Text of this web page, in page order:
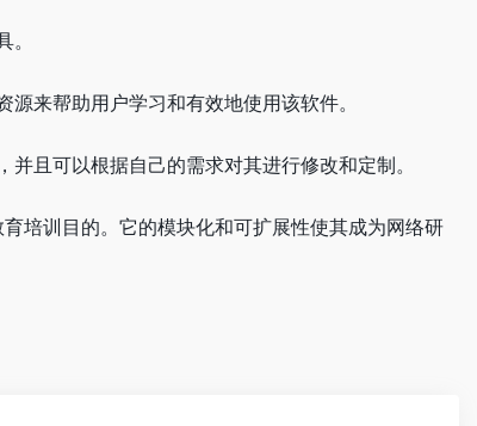
来帮助用户学习和有效地使用该软件。
且可以根据自己的需求对其进行修改和定制。
培训目的。它的模块化和可扩展性使其成为网络研